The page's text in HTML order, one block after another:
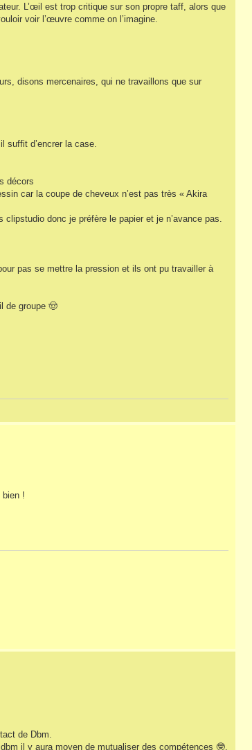
L’œil est trop critique sur son propre taff, alors que
voir l’œuvre comme on l’imagine.
disons mercenaires, qui ne travaillons que sur
suffit d’encrer la case.
décors
car la coupe de cheveux n’est pas très « Akira
donc je préfère le papier et je n’avance pas.
pas se mettre la pression et ils ont pu travailler à
de groupe 🤠
bien !
de Dbm.
il y aura moyen de mutualiser des compétences 🤓.